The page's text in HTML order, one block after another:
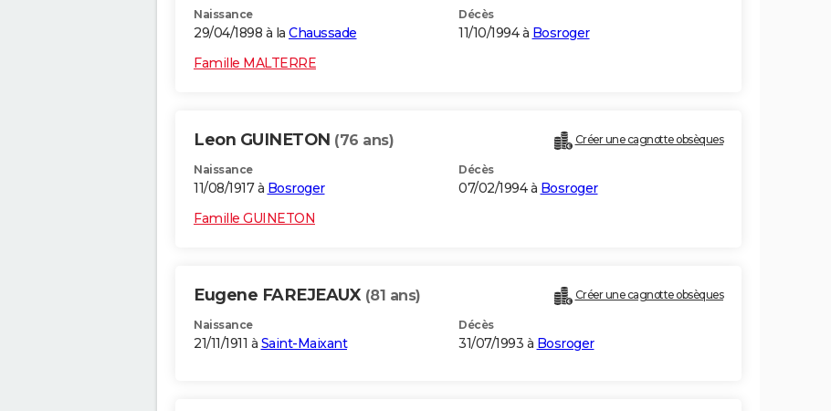
Naissance
29/04/1898 à la Chaussade
Décès
11/10/1994 à Bosroger
Famille MALTERRE
Leon GUINETON (76 ans) Créer une cagnotte obsèques
Naissance
11/08/1917 à Bosroger
Décès
07/02/1994 à Bosroger
Famille GUINETON
Eugene FAREJEAUX (81 ans) Créer une cagnotte obsèques
Naissance
21/11/1911 à Saint-Maixant
Décès
31/07/1993 à Bosroger